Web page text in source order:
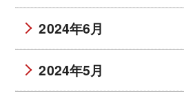
2024年6月
2024年5月